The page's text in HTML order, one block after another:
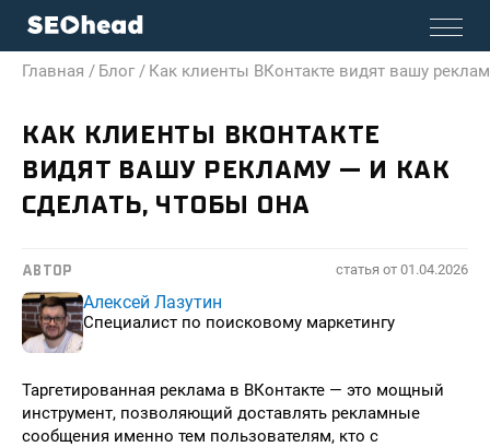
Главная / Блог / Как клиенты ВКонтакте видят вашу
КАК КЛИЕНТЫ ВКОНТАКТЕ
ВИДЯТ ВАШУ РЕКЛАМУ — И КАК
СДЕЛАТЬ, ЧТОБЫ ОНА
АВТОР статья от 01.04.2026
Алексей Лазутин
Специалист по поисковому маркетингу
Таргетированная реклама в ВКонтакте — это мощный
инструмент, позволяющий доставлять рекламные
сообщения именно тем пользователям, кто с